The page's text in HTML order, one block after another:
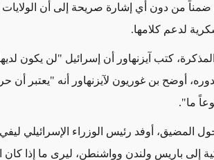
من دون أي إشارة صريحة إلى أن
لدعم كلامها.
كتب آيزنهاور أن إسرائيل "لن يكون
أوضح بن غوريون لآيزنهاور أنه "يعتبر أن
ما".
المضيق، أوفد رئيس الوزراء الإسرائيلي
إلى باريس ولندن وواشنطن، ليرى ما إذا كان